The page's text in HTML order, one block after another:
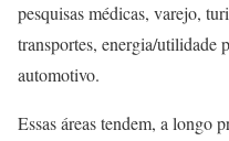
pesquisas médicas, varejo,
transportes, energia/utilidade
automotivo.
Essas áreas tendem, a longo